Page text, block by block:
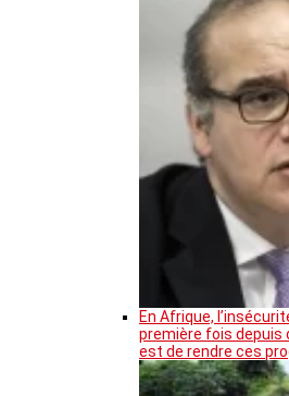
En Afrique,
première fois depuis
est de rendre ces